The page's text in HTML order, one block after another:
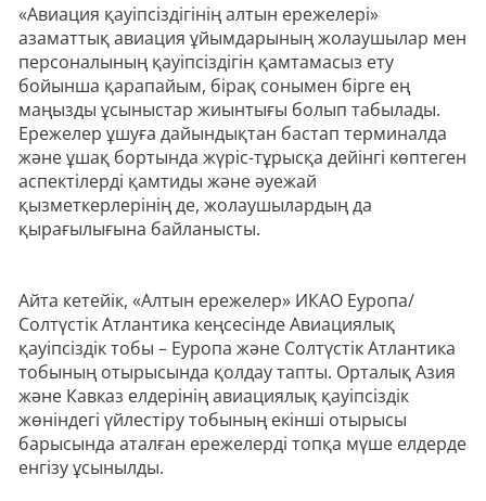
«Авиация қауіпсіздігінің алтын ережелері»
азаматтық авиация ұйымдарының жолаушылар мен
персоналының қауіпсіздігін қамтамасыз ету
бойынша қарапайым, бірақ сонымен бірге ең
маңызды ұсыныстар жиынтығы болып табылады.
Ережелер ұшуға дайындықтан бастап терминалда
және ұшақ бортында жүріс-тұрысқа дейінгі көптеген
аспектілерді қамтиды және әуежай
қызметкерлерінің де, жолаушылардың да
қырағылығына байланысты.
Айта кетейік, «Алтын ережелер» ИКАО Еуропа/
Солтүстік Атлантика кеңсесінде Авиациялық
қауіпсіздік тобы – Еуропа және Солтүстік Атлантика
тобының отырысында қолдау тапты. Орталық Азия
және Кавказ елдерінің авиациялық қауіпсіздік
жөніндегі үйлестіру тобының екінші отырысы
барысында аталған ережелерді топқа мүше елдерде
енгізу ұсынылды.